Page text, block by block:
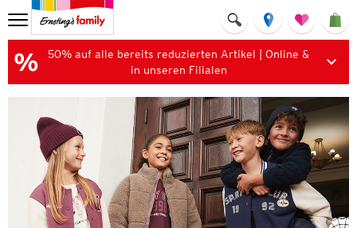
50% auf alle bereits reduzierten Artikel | Online &
in unseren Filialen